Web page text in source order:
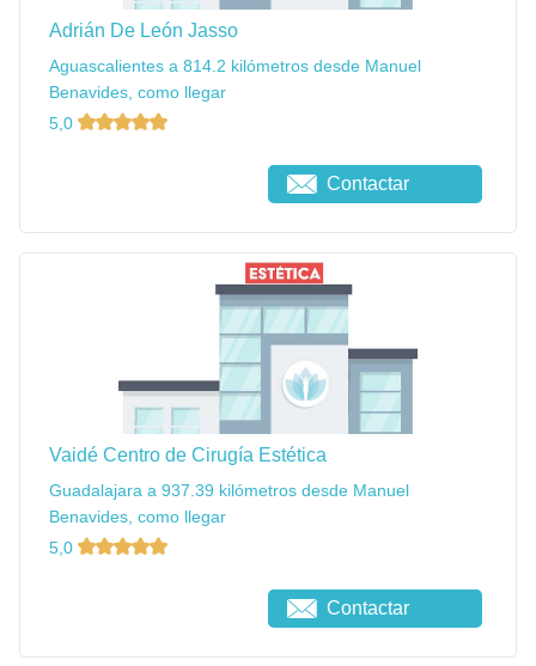
Adrián De León Jasso
Aguascalientes a 814.2 kilómetros desde Manuel
Benavides, como llegar
5,0
Contactar
Vaidé Centro de Cirugía Estética
Guadalajara a 937.39 kilómetros desde Manuel
Benavides, como llegar
5,0
Contactar